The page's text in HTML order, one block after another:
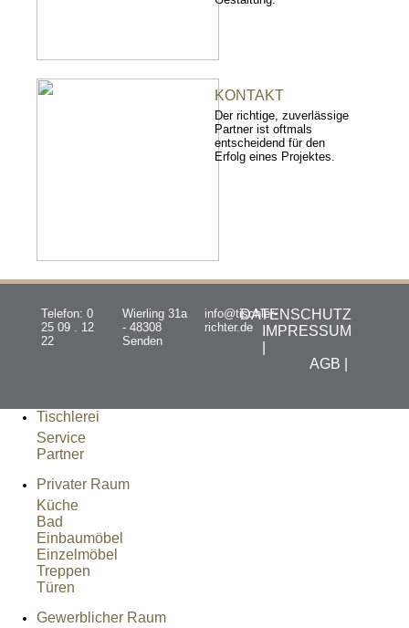
KONTAKT
Der richtige, zuverlässige
Partner ist oftmals
entscheidend für den
Erfolg eines Projektes.
Telefon: 0
25 09 . 12
22
Wierling 31a
- 48308
Senden
info@tischler-
richter.de
DATENSCHUTZ
IMPRESSUM
AGB |
Tischlerei
Service
Partner
Privater Raum
Küche
Bad
Einbaumöbel
Einzelmöbel
Treppen
Türen
Gewerblicher Raum